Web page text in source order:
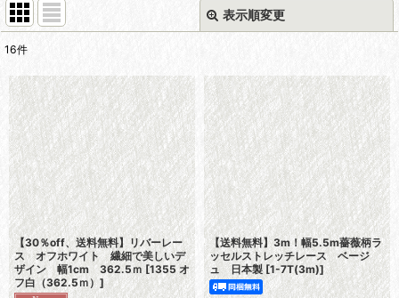
表示順変更
在庫あり
並び順:
絞り込む
16件
【30％off、送料無料】リバーレー
ス オフホワイト 繊細で美しいデ
ザイン 幅1cm 362.5ｍ [1355 オ
フ白（362.5ｍ） ]
【送料無料】3m！幅5.5m薔薇柄ラ
ッセルストレッチレース ベージ
ュ 日本製 [1-7T(3m)]